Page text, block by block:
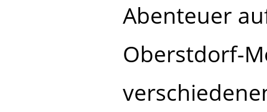
Abenteuer
Oberstdorf-